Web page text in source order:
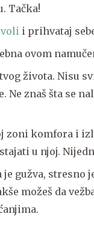
Tačka!
voli i prihvataj
ovom
života. Nisu
Ne znaš šta se
zoni komfora i
u njoj.
je gužva,
možeš da